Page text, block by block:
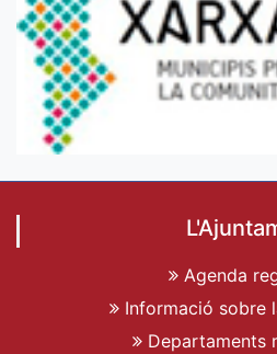
Agenda
Informació sobre
Departaments